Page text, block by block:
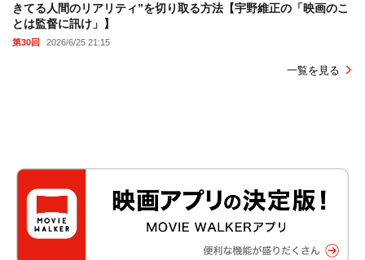
きてる人間のリアリティ”を切り取る方法【宇野維正の「映画のこ
とは監督に訊け」】
第30回 2026/6/25 21:15
一覧を見る